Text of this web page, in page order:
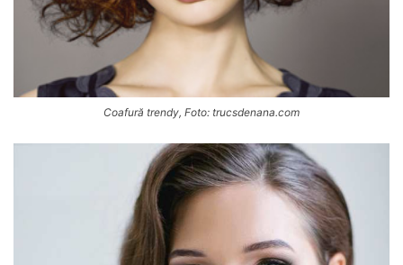
Coafură trendy, Foto: trucsdenana.com